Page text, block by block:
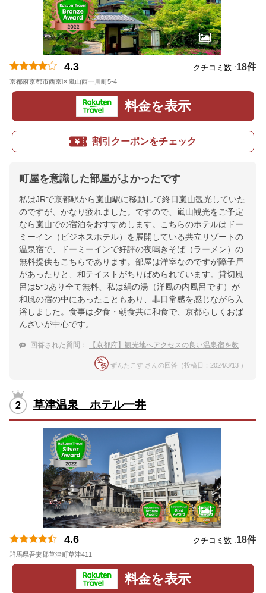
4.3 クチコミ数 :18件
京都府京都市西京区嵐山西一川町5-4
料金を表示
割引クーポンをチェック
町屋を意識した部屋がよかったです
私はJRで京都駅から嵐山駅に移動して終日嵐山観光していた
のですが、かなり疲れました。ですので、嵐山観光をご予定
なら嵐山での宿泊をおすすめします。こちらのホテルはドー
ミーイン（ビジネスホテル）を展開している共立リゾートの
温泉宿で、ドーミーインで好評の夜鳴きそば（ラーメン）の
無料提供もこちらであります。部屋は洋室なのですが障子戸
があったりと、和テイストがちりばめられています。貸切風
呂は5つあり全て無料、私は絹の湯（洋風の内風呂です）が
和風の宿の中にあったこともあり、非日常感を感じながら入
浴しました。食事は夕食・朝食共に和食で、京都らしくおば
んざいが中心です。
回答された質問： 【京都府】観光地へアクセスの良い温泉宿を教えて！
ずんたこす さんの回答（投稿日：2024/3/13 ）
草津温泉 ホテル一井
4.6 クチコミ数 :18件
群馬県吾妻郡草津町草津411
料金を表示